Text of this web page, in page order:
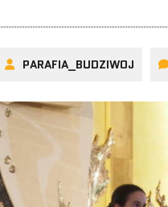
PARAFIA_BUDZIWOJ